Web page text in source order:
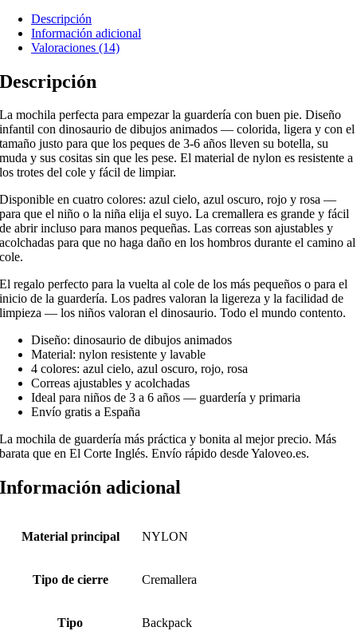
Descripción
Información adicional
Valoraciones (14)
Descripción
La mochila perfecta para empezar la guardería con buen pie. Diseño
infantil con dinosaurio de dibujos animados — colorida, ligera y con el
tamaño justo para que los peques de 3-6 años lleven su botella, su
muda y sus cositas sin que les pese. El material de nylon es resistente a
los trotes del cole y fácil de limpiar.
Disponible en cuatro colores: azul cielo, azul oscuro, rojo y rosa —
para que el niño o la niña elija el suyo. La cremallera es grande y fácil
de abrir incluso para manos pequeñas. Las correas son ajustables y
acolchadas para que no haga daño en los hombros durante el camino al
cole.
El regalo perfecto para la vuelta al cole de los más pequeños o para el
inicio de la guardería. Los padres valoran la ligereza y la facilidad de
limpieza — los niños valoran el dinosaurio. Todo el mundo contento.
Diseño: dinosaurio de dibujos animados
Material: nylon resistente y lavable
4 colores: azul cielo, azul oscuro, rojo, rosa
Correas ajustables y acolchadas
Ideal para niños de 3 a 6 años — guardería y primaria
Envío gratis a España
La mochila de guardería más práctica y bonita al mejor precio. Más
barata que en El Corte Inglés. Envío rápido desde Yaloveo.es.
Información adicional
Material principal NYLON
Tipo de cierre Cremallera
Tipo Backpack